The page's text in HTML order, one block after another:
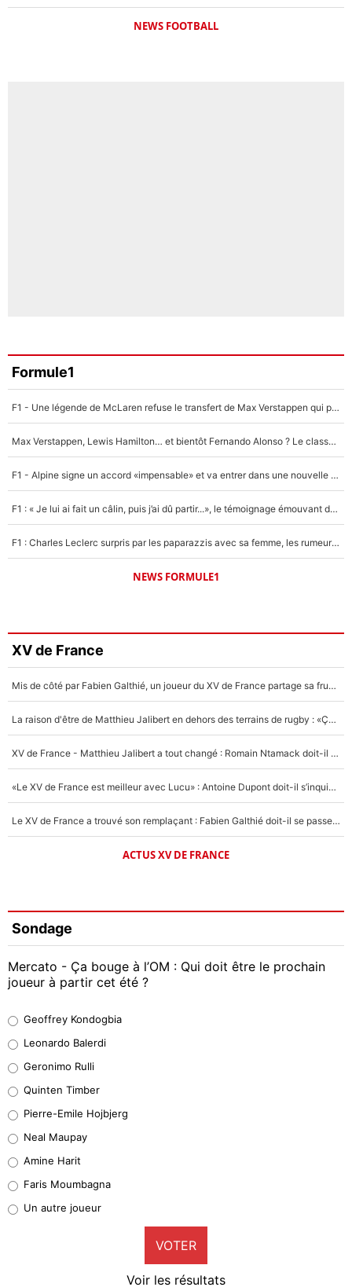
NEWS FOOTBALL
Formule1
F1 - Une légende de McLaren refuse le transfert de Max Verstappen qui pourrait «faire des vagues» et plomber l'ambiance dans l'équipe
Max Verstappen, Lewis Hamilton… et bientôt Fernando Alonso ? Le classement des pilotes les mieux payés en Formule 1 risque de changer !
F1 - Alpine signe un accord «impensable» et va entrer dans une nouvelle dimension : Grande nouvelle pour Pierre Gasly !
F1 : « Je lui ai fait un câlin, puis j’ai dû partir...», le témoignage émouvant de Max Verstappen sur sa fille
F1 : Charles Leclerc surpris par les paparazzis avec sa femme, les rumeurs étaient vraies !
NEWS FORMULE1
XV de France
Mis de côté par Fabien Galthié, un joueur du XV de France partage sa frustration : «ils ne me l’ont pas dit tout de suite»
La raison d'être de Matthieu Jalibert en dehors des terrains de rugby : «Ça m'atteint autant que si tu touches à un membre de ma famille»
XV de France - Matthieu Jalibert a tout changé : Romain Ntamack doit-il s’inquiéter pour sa place à un an de la Coupe du monde ?
«Le XV de France est meilleur avec Lucu» : Antoine Dupont doit-il s’inquiéter pour sa place ?
Le XV de France a trouvé son remplaçant : Fabien Galthié doit-il se passer d'Antoine Dupont ?
ACTUS XV DE FRANCE
Sondage
Mercato - Ça bouge à l’OM : Qui doit être le prochain
joueur à partir cet été ?
38%
32%
5%
1%
9%
Geoffrey Kondogbia
Leonardo Balerdi
Geronimo Rulli
Quinten Timber
Pierre-Emile Hojbjerg
Neal Maupay
Amine Harit
Faris Moumbagna
Un autre joueur
VOTER
Voir les résultats